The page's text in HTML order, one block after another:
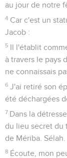
au jour de notre
4 Car c'est un
Jacob :
5 Il l'établit
à travers le pays
ne connaissais
6 J'ai retiré son
été déchargées
7 Dans la
du lieu secret du
de Mériba. Sélah.
8 Écoute, mon